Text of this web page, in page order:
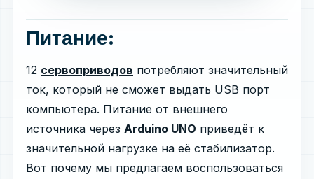
Питание:
12 сервоприводов потребляют значительный
ток, который не сможет выдать USB порт
компьютера. Питание от внешнего
источника через Arduino UNO приведёт к
значительной нагрузке на её стабилизатор.
Вот почему мы предлагаем воспользоваться